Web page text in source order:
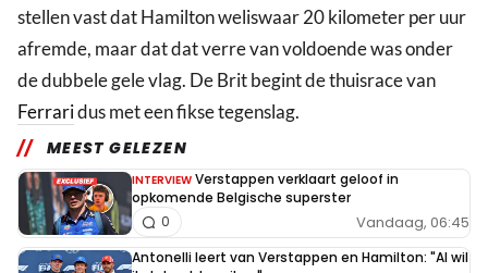
stellen vast dat Hamilton weliswaar 20 kilometer per uur
afremde, maar dat dat verre van voldoende was onder
de dubbele gele vlag. De Brit begint de thuisrace van
Ferraridus met een fikse tegenslag.
MEEST GELEZEN
INTERVIEW Verstappen verklaart geloof in
opkomende Belgische superster
Vandaag, 06:45
0
Antonelli leert van Verstappen en Hamilton: "Al wil